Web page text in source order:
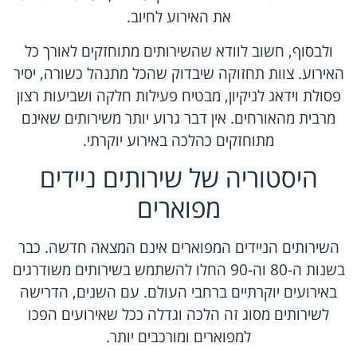
את האירוע לחיוב.
ולבסוף, חשוב לוודא שהשירותים מתוחזקים לאורך כל
האירוע. צוות תחזוקה שיבדוק שהכל מתנהל כשורה, יסיר
פסולת וידאג לניקיון, מבטיח פעילות חלקה ושביעות רצון
מרבית מהאורחים. אין דבר גרוע יותר משירותים שאינם
מתוחזקים כהלכה באירוע יוקרתי.
היסטוריה של שירותים ניידים
מפוארים
השירותים הניידים המפוארים אינם המצאה חדשה. כבר
בשנות ה-80 וה-90 החלו להשתמש בשירותים משודרגים
באירועים יוקרתיים ברחבי העולם. עם השנים, הדרישה
לשירותים מסוג זה הלכה וגדלה ככל שאירועים הפכו
למפוארים ומורכבים יותר.